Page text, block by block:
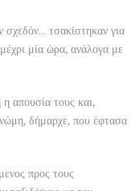
τσακίστηκαν για
μία ώρα, ανάλογα με
απουσία τους και,
δήμαρχε, που έφτασα
προς τους